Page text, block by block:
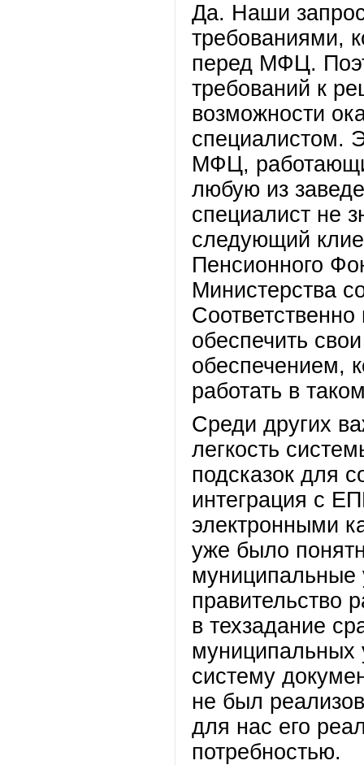
Да. Наши
требованиями,
перед МФЦ.
требований к
возможности
специалистом.
МФЦ,
любую из
специалист не
следующий
Пенсионного
Министерства
обеспечить
обеспечением,
работать в
Среди других
легкость
подсказок для
интеграция с
электронными
уже было
муниципальные
правительство
в техзадание
муниципальных
систему
не был
для нас его
потребностью.